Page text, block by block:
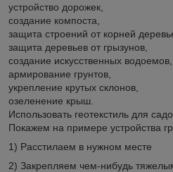
устройство дорожек,
создание компоста,
защита строений от корней
защита деревьев от грызунов,
создание искусственных водоемов,
армирование грунтов,
укрепление крутых склонов,
озеленение крыш.
Использовать геотекстиль для
Покажем на примере устройства
1) Расстилаем в нужном месте
2) Закрепляем чем-нибудь